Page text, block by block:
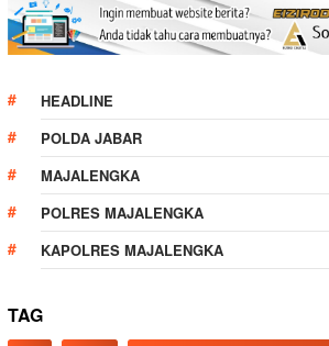
HEADLINE
POLDA JABAR
MAJALENGKA
POLRES MAJALENGKA
KAPOLRES MAJALENGKA
TAG